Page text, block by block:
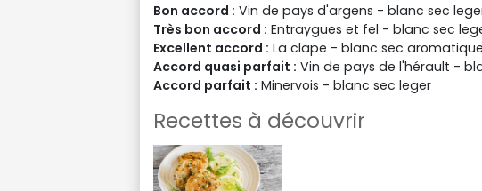
Bon accord : Vin de pays d'argens - blanc sec
Très bon accord : Entraygues et fel - blanc sec
Excellent accord : La clape - blanc sec aromatique
Accord quasi parfait : Vin de pays de l'hérault -
Accord parfait : Minervois - blanc sec leger
Recettes à découvrir